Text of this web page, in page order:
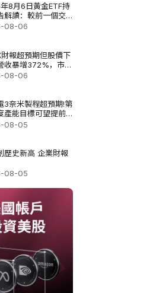
8月6日黃金ETF持
解讀：較前一個交
加4.851噸
08-06
財報超預期但股價下
收暴增372%，市場
不買單?
08-06
3奈米製程超預期!第
產能目標可望提前
08-05
歷史新高 企業財報
08-05